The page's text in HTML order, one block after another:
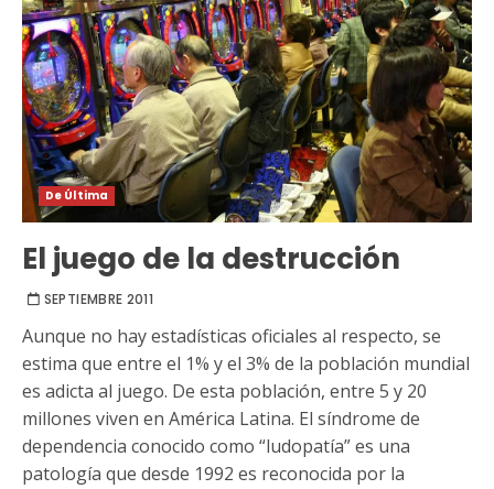
De Última
El juego de la destrucción
SEPTIEMBRE 2011
Aunque no hay estadísticas oficiales al respecto, se
estima que entre el 1% y el 3% de la población mundial
es adicta al juego. De esta población, entre 5 y 20
millones viven en América Latina. El síndrome de
dependencia conocido como “ludopatía” es una
patología que desde 1992 es reconocida por la